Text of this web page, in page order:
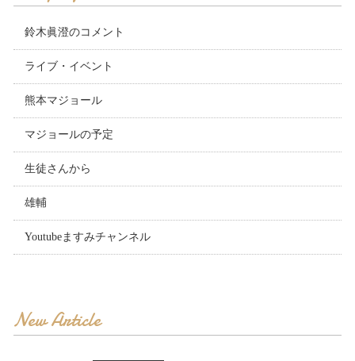
鈴木眞澄のコメント
ライブ・イベント
熊本マジョール
マジョールの予定
生徒さんから
雄輔
Youtubeますみチャンネル
New Article